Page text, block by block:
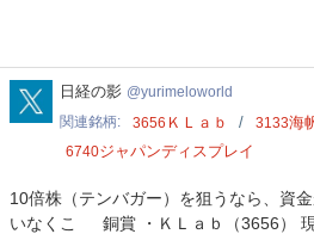
yurimeloworld
日経の影 yurimeloworld
関連銘柄
3656 ＫＬａｂ 3133海
6740ジャパンディスプレイ
10倍株（テンバガー）を狙うなら、資
いなくこ 銅賞 ・ＫＬａｂ（3656） 現